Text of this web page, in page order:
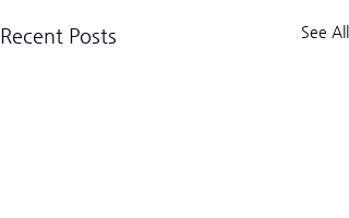
Recent Posts See All